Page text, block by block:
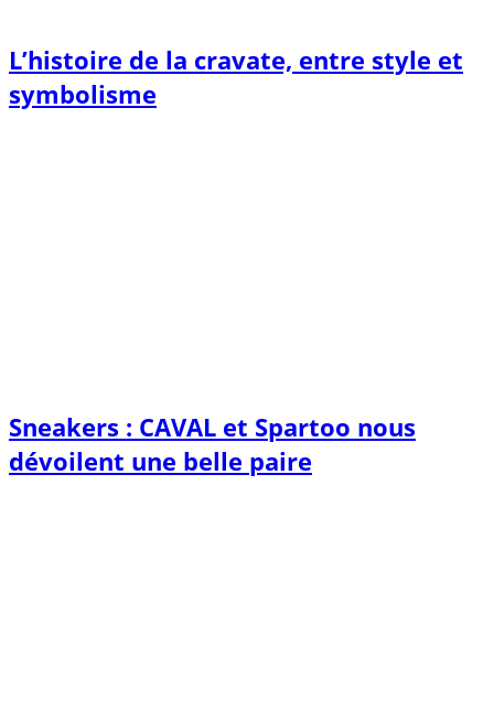
L’histoire de la cravate, entre style et
symbolisme
Sneakers : CAVAL et Spartoo nous
dévoilent une belle paire